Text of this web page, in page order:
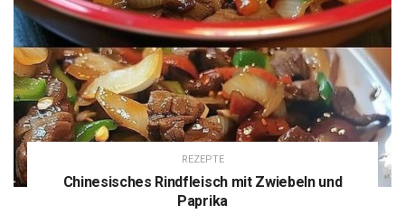
REZEPTE
Chinesisches Rindfleisch mit Zwiebeln und
Paprika